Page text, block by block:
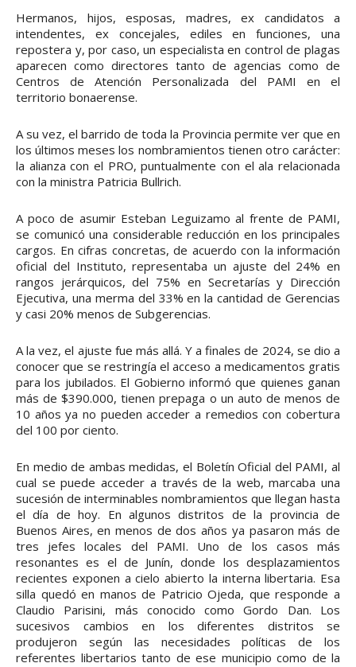
Hermanos, hijos, esposas, madres, ex candidatos a
intendentes, ex concejales, ediles en funciones, una
repostera y, por caso, un especialista en control de plagas
aparecen como directores tanto de agencias como de
Centros de Atención Personalizada del PAMI en el
territorio bonaerense.
A su vez, el barrido de toda la Provincia permite ver que en
los últimos meses los nombramientos tienen otro carácter:
la alianza con el PRO, puntualmente con el ala relacionada
con la ministra Patricia Bullrich.
A poco de asumir Esteban Leguizamo al frente de PAMI,
se comunicó una considerable reducción en los principales
cargos. En cifras concretas, de acuerdo con la información
oficial del Instituto, representaba un ajuste del 24% en
rangos jerárquicos, del 75% en Secretarías y Dirección
Ejecutiva, una merma del 33% en la cantidad de Gerencias
y casi 20% menos de Subgerencias.
A la vez, el ajuste fue más allá. Y a finales de 2024, se dio a
conocer que se restringía el acceso a medicamentos gratis
para los jubilados. El Gobierno informó que quienes ganan
más de $390.000, tienen prepaga o un auto de menos de
10 años ya no pueden acceder a remedios con cobertura
del 100 por ciento.
En medio de ambas medidas, el Boletín Oficial del PAMI, al
cual se puede acceder a través de la web, marcaba una
sucesión de interminables nombramientos que llegan hasta
el día de hoy. En algunos distritos de la provincia de
Buenos Aires, en menos de dos años ya pasaron más de
tres jefes locales del PAMI. Uno de los casos más
resonantes es el de Junín, donde los desplazamientos
recientes exponen a cielo abierto la interna libertaria. Esa
silla quedó en manos de Patricio Ojeda, que responde a
Claudio Parisini, más conocido como Gordo Dan. Los
sucesivos cambios en los diferentes distritos se
produjeron según las necesidades políticas de los
referentes libertarios tanto de ese municipio como de la